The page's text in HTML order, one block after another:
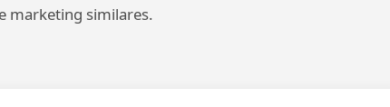
marketing similares.
cookies y servicios de terceros: